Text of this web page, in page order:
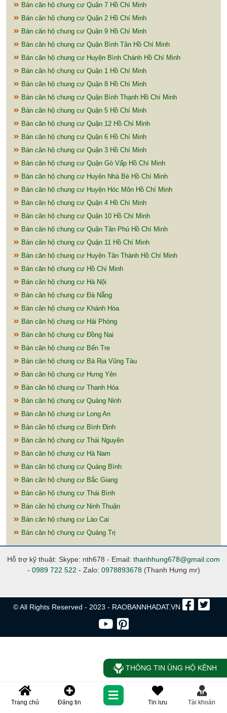
Bán căn hộ chung cư Quận 7 Hồ Chí Minh
Bán căn hộ chung cư Quận 2 Hồ Chí Minh
Bán căn hộ chung cư Quận 9 Hồ Chí Minh
Bán căn hộ chung cư Quận Bình Tân Hồ Chí Minh
Bán căn hộ chung cư Huyện Bình Chánh Hồ Chí Minh
Bán căn hộ chung cư Quận 1 Hồ Chí Minh
Bán căn hộ chung cư Quận 8 Hồ Chí Minh
Bán căn hộ chung cư Quận Bình Thạnh Hồ Chí Minh
Bán căn hộ chung cư Quận 5 Hồ Chí Minh
Bán căn hộ chung cư Quận 12 Hồ Chí Minh
Bán căn hộ chung cư Quận 6 Hồ Chí Minh
Bán căn hộ chung cư Quận 3 Hồ Chí Minh
Bán căn hộ chung cư Quận Gò Vấp Hồ Chí Minh
Bán căn hộ chung cư Huyện Nhà Bè Hồ Chí Minh
Bán căn hộ chung cư Huyện Hóc Môn Hồ Chí Minh
Bán căn hộ chung cư Quận 4 Hồ Chí Minh
Bán căn hộ chung cư Quận 10 Hồ Chí Minh
Bán căn hộ chung cư Quận Tân Phú Hồ Chí Minh
Bán căn hộ chung cư Quận 11 Hồ Chí Minh
Bán căn hộ chung cư Huyện Tân Thành Hồ Chí Minh
Bán căn hộ chung cư Hồ Chí Minh
Bán căn hộ chung cư Hà Nội
Bán căn hộ chung cư Đà Nẵng
Bán căn hộ chung cư Khánh Hòa
Bán căn hộ chung cư Hải Phòng
Bán căn hộ chung cư Đồng Nai
Bán căn hộ chung cư Bến Tre
Bán căn hộ chung cư Bà Rịa Vũng Tàu
Bán căn hộ chung cư Hưng Yên
Bán căn hộ chung cư Thanh Hóa
Bán căn hộ chung cư Quảng Ninh
Bán căn hộ chung cư Long An
Bán căn hộ chung cư Bình Định
Bán căn hộ chung cư Thái Nguyên
Bán căn hộ chung cư Hà Nam
Bán căn hộ chung cư Quảng Bình
Bán căn hộ chung cư Bắc Giang
Bán căn hộ chung cư Thái Bình
Bán căn hộ chung cư Ninh Thuận
Bán căn hộ chung cư Lào Cai
Bán căn hộ chung cư Quảng Trị
Hỗ trợ kỹ thuật: Skype: nth678 - Email: thanhhung678@gmail.com
- 0989 722 522 - Zalo: 0978893678(Thanh Hưng mr)
© All Rights Reserved - 2023 - RAOBANNHADAT.VN
Trang chủ Đăng tin Tin lưu Tài khoản
THÔNG TIN ỦNG HỘ KÊNH